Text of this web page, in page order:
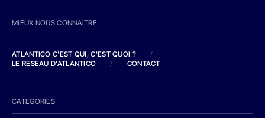
MIEUX NOUS CONNAITRE
ATLANTICO C'EST QUI, C'EST QUOI ?
/
LE RESEAU D'ATLANTICO
/ CONTACT
CATEGORIES